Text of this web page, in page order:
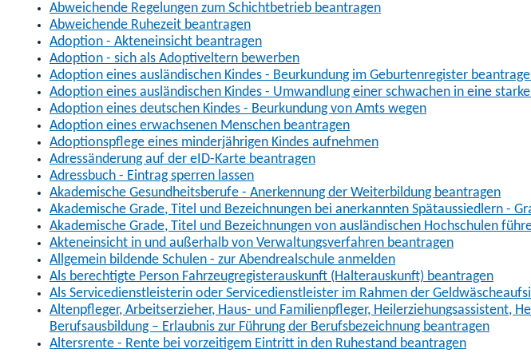
Abweichende Regelungen zum Schichtbetrieb beantragen
Abweichende Ruhezeit beantragen
Adoption - Akteneinsicht beantragen
Adoption - sich als Adoptiveltern bewerben
Adoption eines ausländischen Kindes - Beurkundung im Geburtenregister
Adoption eines ausländischen Kindes - Umwandlung einer schwachen in eine
Adoption eines deutschen Kindes - Beurkundung von Amts wegen
Adoption eines erwachsenen Menschen beantragen
Adoptionspflege eines minderjährigen Kindes aufnehmen
Adressänderung auf der eID-Karte beantragen
Adressbuch - Eintrag sperren lassen
Akademische Gesundheitsberufe - Anerkennung der Weiterbildung beantragen
Akademische Grade, Titel und Bezeichnungen bei anerkannten Spätaussiedlern -
Akademische Grade, Titel und Bezeichnungen von ausländischen Hochschulen
Akteneinsicht in und außerhalb von Verwaltungsverfahren beantragen
Allgemein bildende Schulen - zur Abendrealschule anmelden
Als berechtigte Person Fahrzeugregisterauskunft (Halterauskunft) beantragen
Als Servicedienstleisterin oder Servicedienstleister im Rahmen der
Altenpfleger, Arbeitserzieher, Haus- und Familienpfleger, Heilerziehungsassistent,
Berufsausbildung – Erlaubnis zur Führung der Berufsbezeichnung beantragen
Altersrente - Rente bei vorzeitigem Eintritt in den Ruhestand beantragen